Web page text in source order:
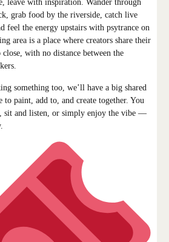
leave with inspiration. Wander through
grab food by the riverside, catch live
feel the energy upstairs with psytrance on
area is a place where creators share their
with no distance between the
something too, we’ll have a big shared
to paint, add to, and create together. You
sit and listen, or simply enjoy the vibe —